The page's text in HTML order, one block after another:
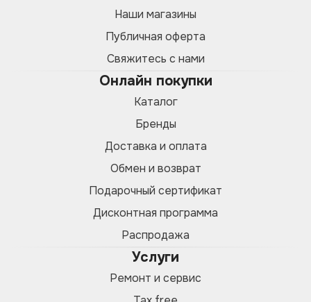
Наши магазины
Публичная оферта
Свяжитесь с нами
Онлайн покупки
Каталог
Бренды
Доставка и оплата
Обмен и возврат
Подарочный сертификат
Дисконтная программа
Распродажа
Услуги
Ремонт и сервис